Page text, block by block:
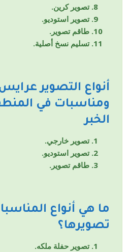
تصوير كرين.
تصوير استوديو.
طاقم تصوير.
تسليم نسخ أصلية.
أنواع التصوير عرايس
ومناسبات في
الخبر
تصوير خارجي.
تصوير استوديو.
طاقم تصوير.
ما هي أنواع
تصويرها؟
تصوير حفلة ملكه.